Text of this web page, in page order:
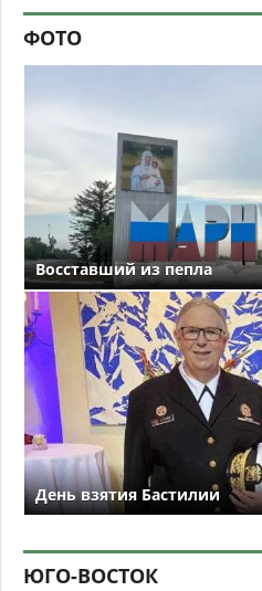
ФОТО
Восставший из пепла
День взятия Бастилии
ЮГО-ВОСТОК